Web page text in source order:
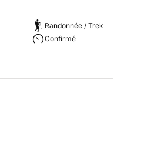
Randonnée / Trek
Confirmé